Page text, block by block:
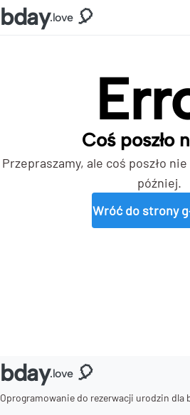
bday.love 🎈
Coś poszło
Przepraszamy, ale coś poszło
później.
Wróć do strony
bday.love 🎈
Oprogramowanie do rezerwacji urodzin dla